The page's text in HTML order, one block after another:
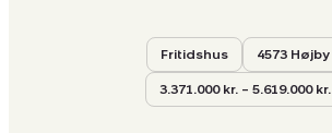
Fritidshus 4573 Højby
3.371.000 kr. – 5.619.000 kr.